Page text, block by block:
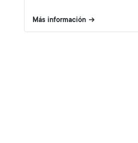
Más información